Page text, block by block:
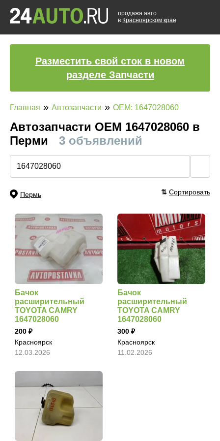
продажа авто
в Красноярском крае
Разместить свой сток в новом
разделе Запчасти
Главная » Автозапчасти » OEM: 1647028060
Автозапчасти ОЕМ 1647028060 в
Перми
3 объявлений
Пермь ⇅ Сортировать
Бачок
расширительный
TOYOTA CAMRY
1647028060
200
Красноярск
12.03.2026
Бачок
расширительный
TOYOTA CAMRY
1647028060
300
Красноярск
11.02.2026